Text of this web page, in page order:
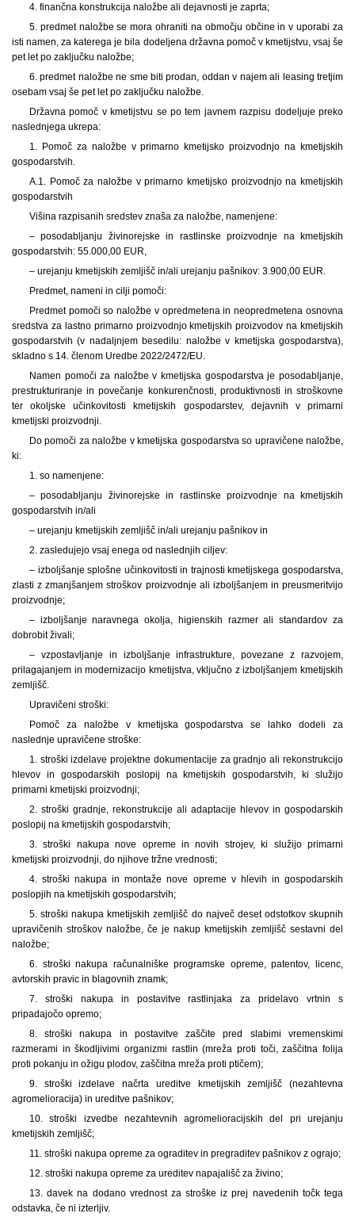
4. finančna konstrukcija naložbe ali dejavnosti je zaprta;
5. predmet naložbe se mora ohraniti na območju občine in v uporabi za
isti namen, za katerega je bila dodeljena državna pomoč v kmetijstvu, vsaj še
pet let po zaključku naložbe;
6. predmet naložbe ne sme biti prodan, oddan v najem ali leasing tretjim
osebam vsaj še pet let po zaključku naložbe.
Državna pomoč v kmetijstvu se po tem javnem razpisu dodeljuje preko
naslednjega ukrepa:
1. Pomoč za naložbe v primarno kmetijsko proizvodnjo na kmetijskih
gospodarstvih.
A.1. Pomoč za naložbe v primarno kmetijsko proizvodnjo na kmetijskih
gospodarstvih
Višina razpisanih sredstev znaša za naložbe, namenjene:
– posodabljanju živinorejske in rastlinske proizvodnje na kmetijskih
gospodarstvih: 55.000,00 EUR,
– urejanju kmetijskih zemljišč in/ali urejanju pašnikov: 3.900,00 EUR.
Predmet, nameni in cilji pomoči:
Predmet pomoči so naložbe v opredmetena in neopredmetena osnovna
sredstva za lastno primarno proizvodnjo kmetijskih proizvodov na kmetijskih
gospodarstvih (v nadaljnjem besedilu: naložbe v kmetijska gospodarstva),
skladno s 14. členom Uredbe 2022/2472/EU.
Namen pomoči za naložbe v kmetijska gospodarstva je posodabljanje,
prestrukturiranje in povečanje konkurenčnosti, produktivnosti in stroškovne
ter okoljske učinkovitosti kmetijskih gospodarstev, dejavnih v primarni
kmetijski proizvodnji.
Do pomoči za naložbe v kmetijska gospodarstva so upravičene naložbe,
ki:
1. so namenjene:
– posodabljanju živinorejske in rastlinske proizvodnje na kmetijskih
gospodarstvih in/ali
– urejanju kmetijskih zemljišč in/ali urejanju pašnikov in
2. zasledujejo vsaj enega od naslednjih ciljev:
– izboljšanje splošne učinkovitosti in trajnosti kmetijskega gospodarstva,
zlasti z zmanjšanjem stroškov proizvodnje ali izboljšanjem in preusmeritvijo
proizvodnje;
– izboljšanje naravnega okolja, higienskih razmer ali standardov za
dobrobit živali;
– vzpostavljanje in izboljšanje infrastrukture, povezane z razvojem,
prilagajanjem in modernizacijo kmetijstva, vključno z izboljšanjem kmetijskih
zemljišč.
Upravičeni stroški:
Pomoč za naložbe v kmetijska gospodarstva se lahko dodeli za
naslednje upravičene stroške:
1. stroški izdelave projektne dokumentacije za gradnjo ali rekonstrukcijo
hlevov in gospodarskih poslopij na kmetijskih gospodarstvih, ki služijo
primarni kmetijski proizvodnji;
2. stroški gradnje, rekonstrukcije ali adaptacije hlevov in gospodarskih
poslopij na kmetijskih gospodarstvih;
3. stroški nakupa nove opreme in novih strojev, ki služijo primarni
kmetijski proizvodnji, do njihove tržne vrednosti;
4. stroški nakupa in montaže nove opreme v hlevih in gospodarskih
poslopjih na kmetijskih gospodarstvih;
5. stroški nakupa kmetijskih zemljišč do največ deset odstotkov skupnih
upravičenih stroškov naložbe, če je nakup kmetijskih zemljišč sestavni del
naložbe;
6. stroški nakupa računalniške programske opreme, patentov, licenc,
avtorskih pravic in blagovnih znamk;
7. stroški nakupa in postavitve rastlinjaka za pridelavo vrtnin s
pripadajočo opremo;
8. stroški nakupa in postavitve zaščite pred slabimi vremenskimi
razmerami in škodljivimi organizmi rastlin (mreža proti toči, zaščitna folija
proti pokanju in ožigu plodov, zaščitna mreža proti ptičem);
9. stroški izdelave načrta ureditve kmetijskih zemljišč (nezahtevna
agromelioracija) in ureditve pašnikov;
10. stroški izvedbe nezahtevnih agromelioracijskih del pri urejanju
kmetijskih zemljišč;
11. stroški nakupa opreme za ograditev in pregraditev pašnikov z ograjo;
12. stroški nakupa opreme za ureditev napajališč za živino;
13. davek na dodano vrednost za stroške iz prej navedenih točk tega
odstavka, če ni izterljiv.